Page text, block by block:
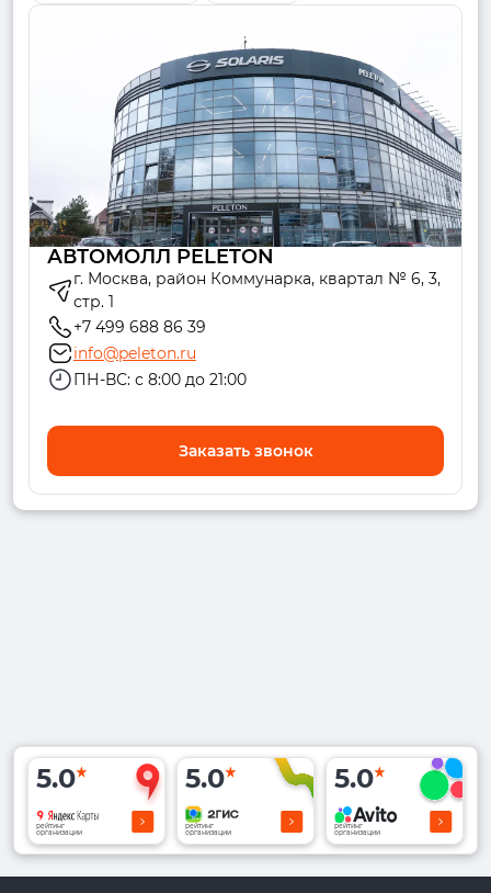
АВТОМОЛЛ PELETON
г. Москва, район Коммунарка, квартал № 6, 3,
стр. 1
+7 499 688 86 39
info@peleton.ru
ПН-ВС: с 8:00 до 21:00
Заказать звонок
5.0
рейтинг
организации
5.0
рейтинг
организации
5.0
рейтинг
организации